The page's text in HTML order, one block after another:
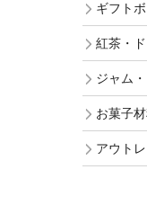
紅茶・ドリンク
ジャム・クリーム
ギフト
紅茶・
ジャム
お菓子
アウト